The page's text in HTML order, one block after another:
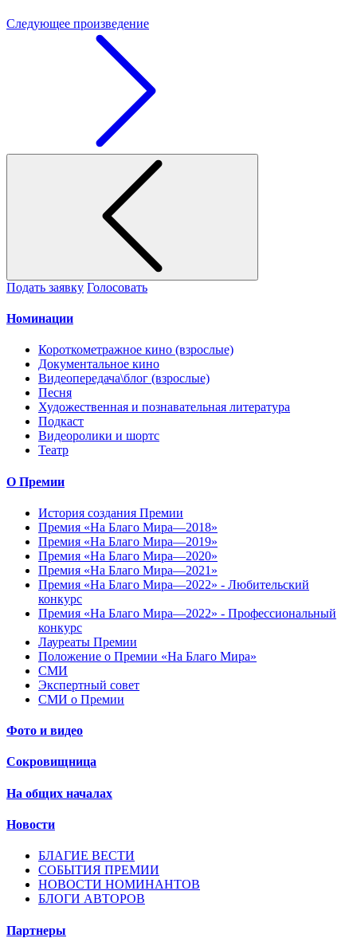
Следующее произведение
Подать заявку Голосовать
Номинации
Короткометражное кино (взрослые)
Документальное кино
Видеопередача\блог (взрослые)
Песня
Художественная и познавательная литература
Подкаст
Видеоролики и шортс
Театр
О Премии
История создания Премии
Премия «На Благо Мира—2018»
Премия «На Благо Мира—2019»
Премия «На Благо Мира—2020»
Премия «На Благо Мира—2021»
Премия «На Благо Мира—2022» - Любительский
конкурс
Премия «На Благо Мира—2022» - Профессиональный
конкурс
Лауреаты Премии
Положение о Премии «На Благо Мира»
СМИ
Экспертный совет
СМИ о Премии
Фото и видео
Сокровищница
На общих началах
Новости
БЛАГИЕ ВЕСТИ
СОБЫТИЯ ПРЕМИИ
НОВОСТИ НОМИНАНТОВ
БЛОГИ АВТОРОВ
Партнеры